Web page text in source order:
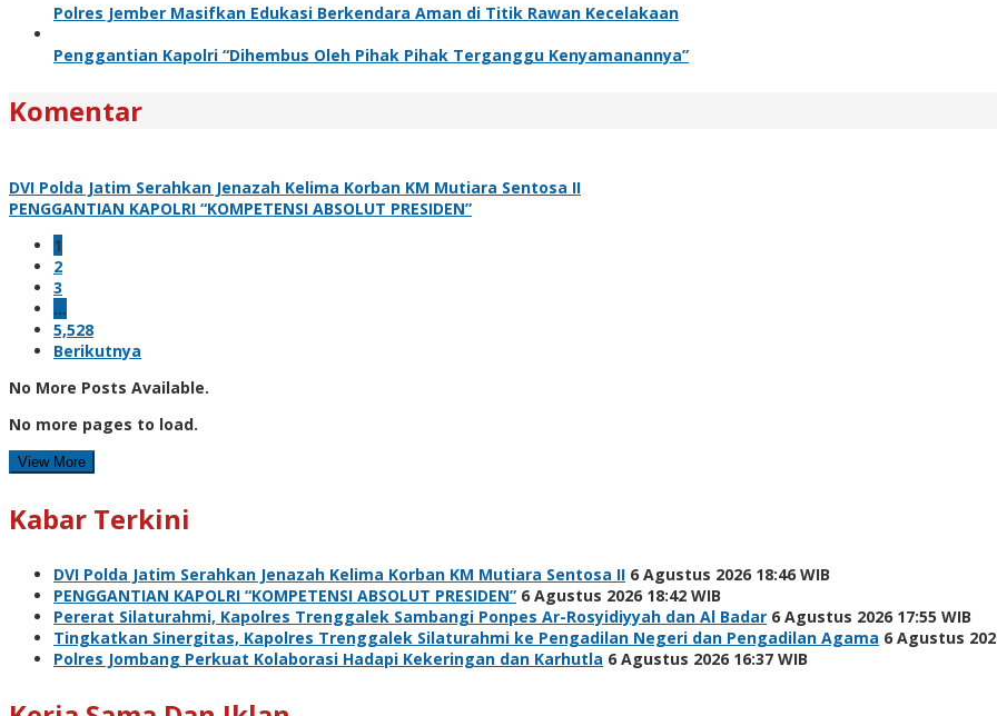
Polres Jember Masifkan Edukasi Berkendara Aman di Titik Rawan Kecelakaan
Penggantian Kapolri “Dihembus Oleh Pihak Pihak Terganggu Kenyamanannya”
Komentar
DVI Polda Jatim Serahkan Jenazah Kelima Korban KM Mutiara Sentosa II
PENGGANTIAN KAPOLRI “KOMPETENSI ABSOLUT PRESIDEN”
1
2
3
…
5,528
Berikutnya
No More Posts Available.
No more pages to load.
View More
Kabar Terkini
DVI Polda Jatim Serahkan Jenazah Kelima Korban KM Mutiara Sentosa II 6 Agustus 2026 18:46 WIB
PENGGANTIAN KAPOLRI “KOMPETENSI ABSOLUT PRESIDEN” 6 Agustus 2026 18:42 WIB
Pererat Silaturahmi, Kapolres Trenggalek Sambangi Ponpes Ar-Rosyidiyyah dan Al Badar 6 Agustus 2026 17:55 WIB
Tingkatkan Sinergitas, Kapolres Trenggalek Silaturahmi ke Pengadilan Negeri dan Pengadilan Agama 6 Agustus
Polres Jombang Perkuat Kolaborasi Hadapi Kekeringan dan Karhutla 6 Agustus 2026 16:37 WIB